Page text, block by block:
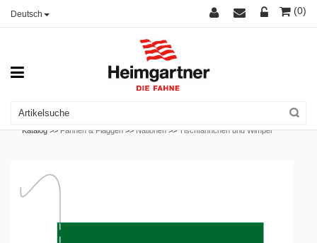
Deutsch (0)
Katalog >>Fahnen & Flaggen >>Nationen >>Tischfähnchen und Wimpel